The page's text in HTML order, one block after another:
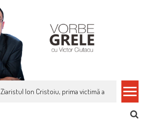
Ziaristul Ion Cristoiu, prima victimă a noi